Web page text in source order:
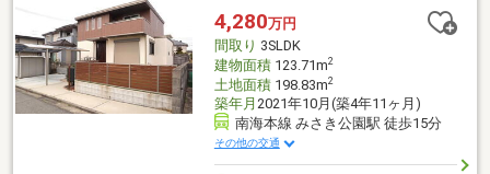
4,280万円
間取り 3SLDK
建物面積123.71m2
土地面積198.83m2
築年月 2021年10月(築4年11ヶ月)
南海本線 みさき公園駅 徒歩15分
その他の交通